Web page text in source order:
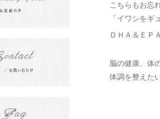
こちらもお忘
「イワシをギ
ＤＨＡ＆ＥＰ
脳の健康、体
体調を整えた